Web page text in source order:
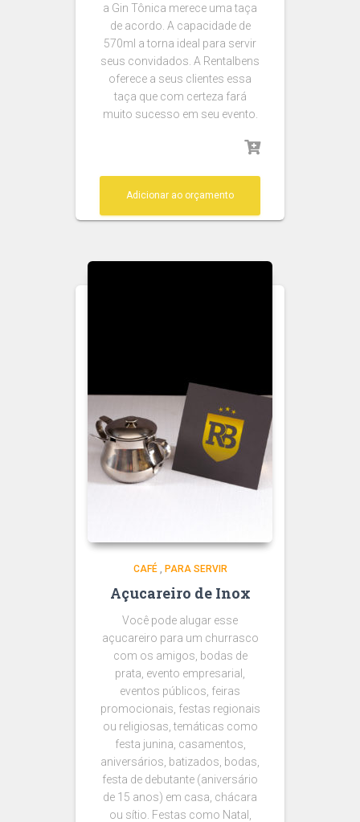
a Gin Tônica merece uma taça
de acordo. A capacidade de
570ml a torna ideal para servir
seus convidados. A Rentalbens
oferece a seus clientes essa
taça que com certeza fará
muito sucesso em seu evento.
Adicionar ao orçamento
CAFÉ, PARA SERVIR
Açucareiro de Inox
Você pode alugar esse
açucareiro para um churrasco
com os amigos, bodas de
prata, evento empresarial,
eventos públicos, feiras
promocionais, festas regionais
ou religiosas, temáticas como
festa junina, casamentos,
aniversários, batizados, bodas,
festa de debutante (aniversário
de 15 anos) em casa, chácara
ou sítio. Festas como Natal,